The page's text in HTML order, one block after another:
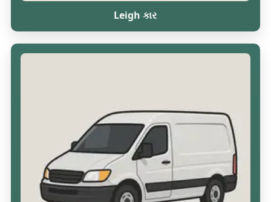
Leigh કાર